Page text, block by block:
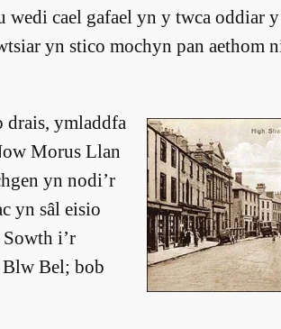
cael gafael yn y twca oddiar y
yn stico mochyn pan aethom
ymladdfa
Morus Llan
yn nodi’r
yn sâl eisio
i’r
Bel; bob